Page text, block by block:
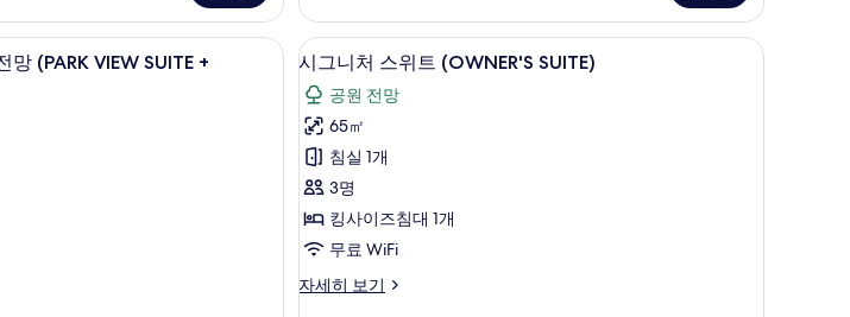
VIEW
STANDARD
BALCONY)
사
진
모
두
보
기
룸,
발
코
니,
공
원
전
망
(PARK
VIEW
STANDARD
+
자
스위트, 발코니, 공원 전망 (PARK VIEW SUITE + BALCONY) | 거실 공간
(PARK VIEW SUITE +
시
그
니
처
스
위
트
(OWNER'S
SUITE)
시그니처 스위트 (OWNER'S SUITE) | 저자극
13
시그니처 스위트 (OWNER'S SUITE)
공원 전망
65㎡
침실 1개
3명
킹사이즈침대 1개
무료 WiFi
자세히 보기
시